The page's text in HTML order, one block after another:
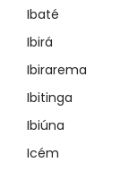
Ibaté
Ibirá
Ibirarema
Ibitinga
Ibiúna
Icém